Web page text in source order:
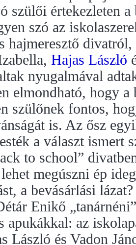
szülői értekezleten
szó az
hajmeresztő divatról,
Hajas László
nyugalmával
elmondható, hogy
szülőnek fontos,
is. Az ősz
a választ ismert
to school”
megúszni ép
a bevásárlási
Enikő
apukákkal: az
László és Vadon